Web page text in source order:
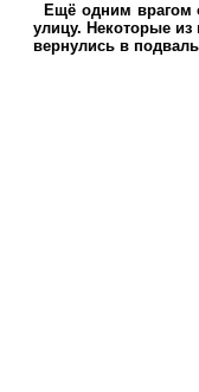
Ещё одним врагом
улицу. Некоторые
вернулись в